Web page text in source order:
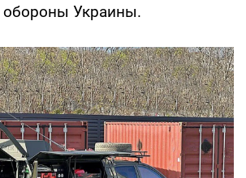
обороны Украины.